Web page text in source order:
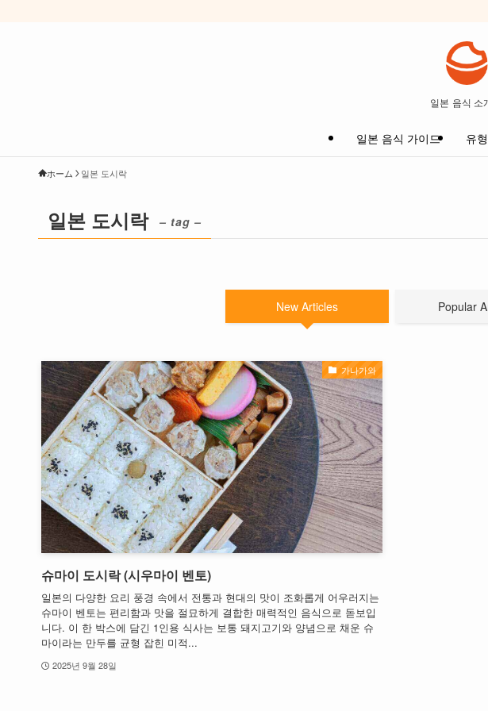
일본 음식 소
일본 음식 가이드 유
ホーム 일본 도시락
일본 도시락 – tag –
New Articles Popular
가나가와
슈마이 도시락 (시우마이 벤토)
일본의 다양한 요리 풍경 속에서 전통과 현대의 맛이 조화롭게 어우러지는
슈마이 벤토는 편리함과 맛을 절묘하게 결합한 매력적인 음식으로 돋보입
니다. 이 한 박스에 담긴 1인용 식사는 보통 돼지고기와 양념으로 채운 슈
마이라는 만두를 균형 잡힌 미적...
2025년 9월 28일